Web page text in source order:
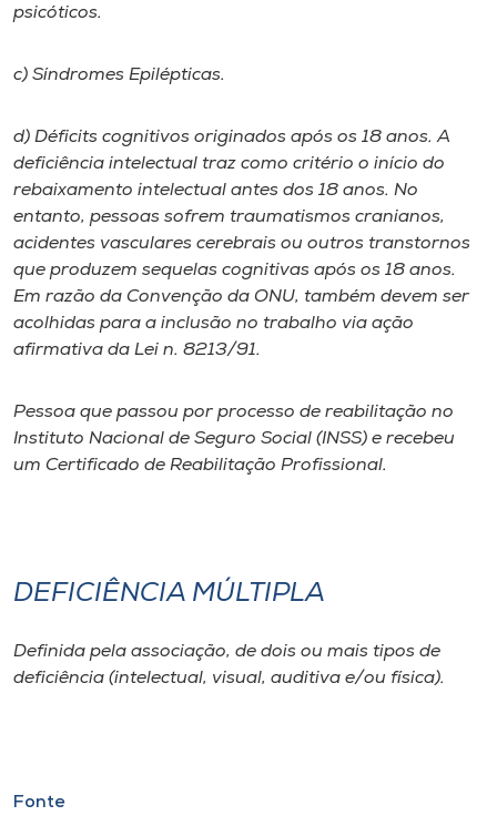
psicóticos.
c) Síndromes Epilépticas.
d) Déficits cognitivos originados após os 18 anos. A
deficiência intelectual traz como critério o início do
rebaixamento intelectual antes dos 18 anos. No
entanto, pessoas sofrem traumatismos cranianos,
acidentes vasculares cerebrais ou outros transtornos
que produzem sequelas cognitivas após os 18 anos.
Em razão da Convenção da ONU, também devem ser
acolhidas para a inclusão no trabalho via ação
afirmativa da Lei n. 8213/91.
Pessoa que passou por processo de reabilitação no
Instituto Nacional de Seguro Social (INSS) e recebeu
um Certificado de Reabilitação Profissional.
DEFICIÊNCIA MÚLTIPLA
Definida pela associação, de dois ou mais tipos de
deficiência (intelectual, visual, auditiva e/ou física).
Fonte